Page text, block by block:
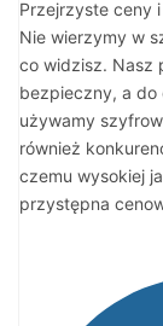
Przejrzyste ceny
Nie wierzymy w
co widzisz. Nasz
bezpieczny, a do
używamy
również
czemu wysokiej
przystępna